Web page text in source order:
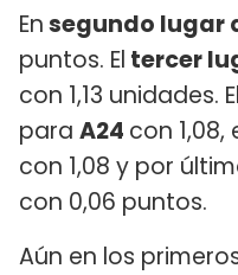
Ensegundo lugar
puntos. El tercer
con 1,13 unidades.
para A24 con
con 1,08 y por
con 0,06 puntos.
Aún en los